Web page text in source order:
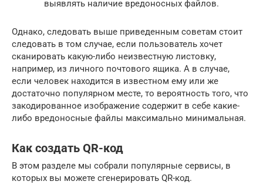
выявлять наличие вредоносных файлов.
Однако, следовать выше приведенным советам стоит
следовать в том случае, если пользователь хочет
сканировать какую-либо неизвестную листовку,
например, из личного почтового ящика. А в случае,
если человек находится в известном ему или же
достаточно популярном месте, то вероятность того, что
закодированное изображение содержит в себе какие-
либо вредоносные файлы максимально минимальная.
Как создать QR-код
В этом разделе мы собрали популярные сервисы, в
которых вы можете сгенерировать QR-код.